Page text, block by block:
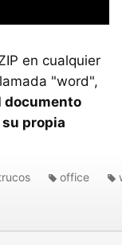
en cualquier
"word",
documento
propia
office